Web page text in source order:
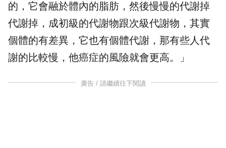
的，它會融於體內的脂肪，然後慢慢的代謝掉
代謝掉，成初級的代謝物跟次級代謝物，其實
個體的有差異，它也有個體代謝，那有些人代
謝的比較慢，他癌症的風險就會更高。」
廣告 / 請繼續往下閱讀